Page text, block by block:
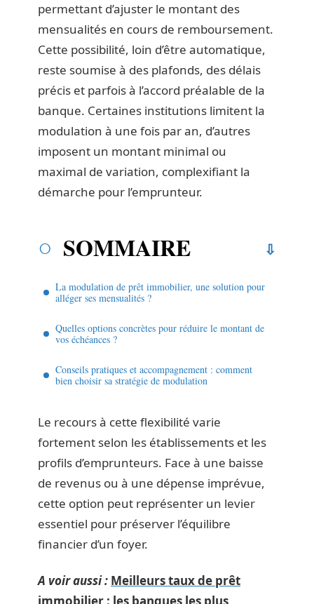
permettant d’ajuster le montant des
mensualités en cours de remboursement.
Cette possibilité, loin d’être automatique,
reste soumise à des plafonds, des délais
précis et parfois à l’accord préalable de la
banque. Certaines institutions limitent la
modulation à une fois par an, d’autres
imposent un montant minimal ou
maximal de variation, complexifiant la
démarche pour l’emprunteur.
SOMMAIRE
La modulation de prêt immobilier, une solution pour
alléger ses mensualités ?
Quelles options concrètes pour réduire le montant de
vos échéances ?
Conseils pratiques et accompagnement : comment
bien choisir sa stratégie de modulation
Le recours à cette flexibilité varie
fortement selon les établissements et les
profils d’emprunteurs. Face à une baisse
de revenus ou à une dépense imprévue,
cette option peut représenter un levier
essentiel pour préserver l’équilibre
financier d’un foyer.
A voir aussi : Meilleurs taux de prêt
immobilier : les banques les plus